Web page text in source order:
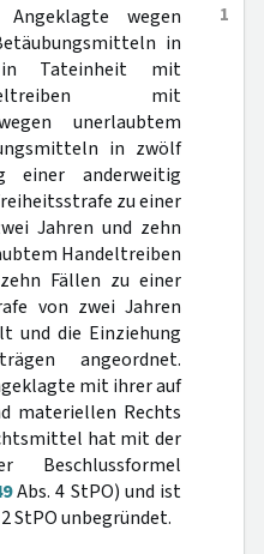
1
wegen
in
Tateinheit mit
mit
unerlaubtem
in zwölf
einer anderweitig
zu einer
Jahren und zehn
Handeltreiben
Fällen zu einer
von zwei Jahren
und die Einziehung
angeordnet.
mit ihrer auf
materiellen Rechts
hat mit der
Abs. 4 StPO) und ist
StPO unbegründet.